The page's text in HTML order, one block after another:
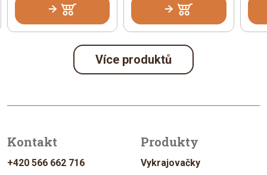
Více produktů
Kontakt
+420 566 662 716
Produkty
Vykrajovačky